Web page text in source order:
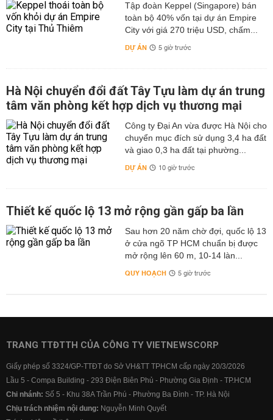
Tập đoàn Keppel (Singapore) bán
toàn bộ 40% vốn tại dự án Empire
City với giá 270 triệu USD, chấm...
DỰ ÁN 5 giờ trước
Hà Nội chuyển đổi đất Tây Tựu làm dự án trung
tâm văn phòng kết hợp dịch vụ thương mại
Công ty Đại An vừa được Hà Nội cho
chuyển mục đích sử dụng 3,4 ha đất
và giao 0,3 ha đất tại phường...
DỰ ÁN 10 giờ trước
Thiết kế quốc lộ 13 mở rộng gần gấp ba lần
Sau hơn 20 năm chờ đợi, quốc lộ 13
ở cửa ngõ TP HCM chuẩn bị được
mở rộng lên 60 m, 10-14 làn...
QUY HOẠCH 5 giờ trước
TRANG TTĐTTH CỦA CÔNG TY VIETNEWSCORP
Giấy phép số 3324/GP-TTĐT do Sở VH&TT TPHCM cấp ngày 20/3/2026
Lầu 5 - Compa Building - 293 Điện Biên Phủ - Phường Gia Định - TP.HCM
Chi nhánh: Số 5 - Khu 38A Trần Phú - Phường Ba Đình - TP. Hà Nội
Chịu trách nhiệm nội dung: Nguyễn Minh Quyết